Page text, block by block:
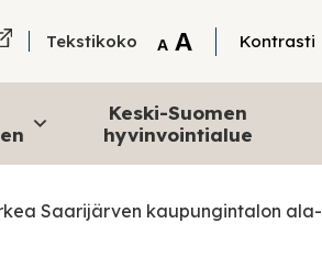
Tekstikoko A Tekstin
A TekstinKontrasti
Keski-Suomen
hyvinvointialue
Saarijärven kaupungintalon ala-